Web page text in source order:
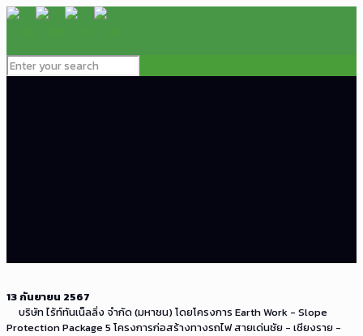
13 กันยายน 2567
บริษัท ไร้ท์ทันเน็ลลิ่ง จำกัด (มหาชน) โดยโครงการ Earth Work - Slope
Protection Package 5 โครงการก่อสร้างทางรถไฟ สายเด่นชัย - เชียงราย -